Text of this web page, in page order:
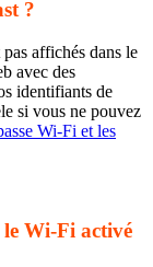
?
affichés dans le
avec des
identifiants de
si vous ne pouvez
Wi-Fi et les
Wi-Fi activé